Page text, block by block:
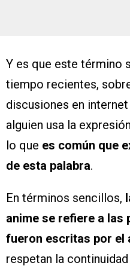
Y es que este término
tiempo recientes,
discusiones en
alguien usa la
lo que es común que
de esta palabra.
En términos sencillos,
anime se refiere a las
fueron escritas por el
respetan la